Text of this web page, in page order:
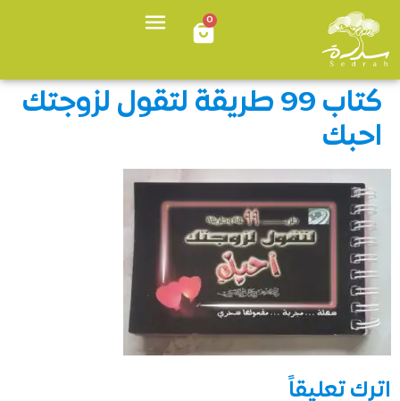
0
كتاب 99 طريقة لتقول لزوجتك
احبك
اترك تعليقاً